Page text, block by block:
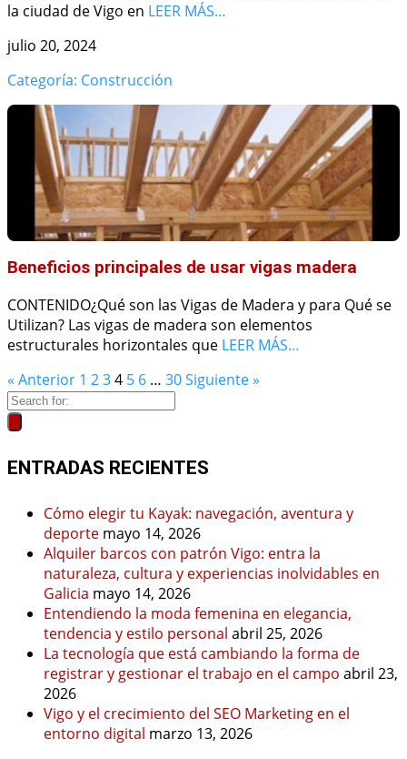
la ciudad de Vigo en LEER MÁS…
julio 20, 2024
Categoría: Construcción
Beneficios principales de usar vigas madera
CONTENIDO¿Qué son las Vigas de Madera y para Qué se
Utilizan? Las vigas de madera son elementos
estructurales horizontales que LEER MÁS…
« Anterior 1 234 5 6 … 30Siguiente »
ENTRADAS RECIENTES
Cómo elegir tu Kayak: navegación, aventura y
deporte mayo 14, 2026
Alquiler barcos con patrón Vigo: entra la
naturaleza, cultura y experiencias inolvidables en
Galicia mayo 14, 2026
Entendiendo la moda femenina en elegancia,
tendencia y estilo personal abril 25, 2026
La tecnología que está cambiando la forma de
registrar y gestionar el trabajo en el campo abril 23,
2026
Vigo y el crecimiento del SEO Marketing en el
entorno digital marzo 13, 2026